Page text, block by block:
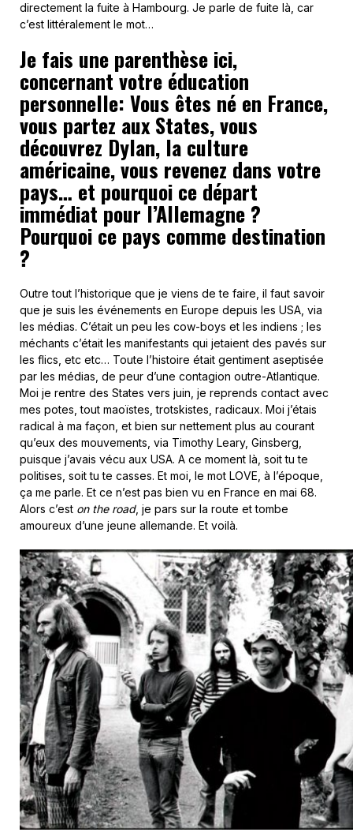
directement la fuite à Hambourg. Je parle de fuite là, car
c’est littéralement le mot…
Je fais une parenthèse ici,
concernant votre éducation
personnelle: Vous êtes né en France,
vous partez aux States, vous
découvrez Dylan, la culture
américaine, vous revenez dans votre
pays… et pourquoi ce départ
immédiat pour l’Allemagne ?
Pourquoi ce pays comme destination
?
Outre tout l’historique que je viens de te faire, il faut savoir
que je suis les événements en Europe depuis les USA, via
les médias. C’était un peu les cow-boys et les indiens ; les
méchants c’était les manifestants qui jetaient des pavés sur
les flics, etc etc… Toute l’histoire était gentiment aseptisée
par les médias, de peur d’une contagion outre-Atlantique.
Moi je rentre des States vers juin, je reprends contact avec
mes potes, tout maoïstes, trotskistes, radicaux. Moi j’étais
radical à ma façon, et bien sur nettement plus au courant
qu’eux des mouvements, via Timothy Leary, Ginsberg,
puisque j’avais vécu aux USA. A ce moment là, soit tu te
politises, soit tu te casses. Et moi, le mot LOVE, à l’époque,
ça me parle. Et ce n’est pas bien vu en France en mai 68.
Alors c’est on the road, je pars sur la route et tombe
amoureux d’une jeune allemande. Et voilà.